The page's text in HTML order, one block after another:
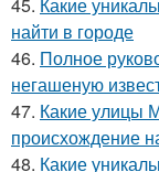
найти в городе
46. Полное
негашеную
47. Какие улицы
происхождение
48. Какие